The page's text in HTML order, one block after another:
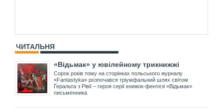
ЧИТАЛЬНЯ
«Відьмак» у ювілейному трикнижжі
Сорок років тому на сторінках польського журналу
«Fantastyka» розпочався тріумфальний шлях світом
Ґеральта з Рівії – героя серії книжок-фентезі «Відьмак»
письменника